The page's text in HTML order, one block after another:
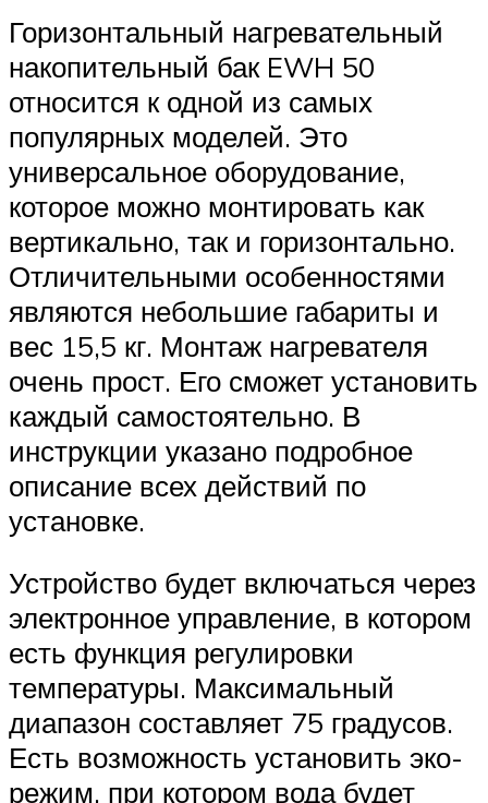
Горизонтальный нагревательный
накопительный бак EWH 50
относится к одной из самых
популярных моделей. Это
универсальное оборудование,
которое можно монтировать как
вертикально, так и горизонтально.
Отличительными особенностями
являются небольшие габариты и
вес 15,5 кг. Монтаж нагревателя
очень прост. Его сможет установить
каждый самостоятельно. В
инструкции указано подробное
описание всех действий по
установке.
Устройство будет включаться через
электронное управление, в котором
есть функция регулировки
температуры. Максимальный
диапазон составляет 75 градусов.
Есть возможность установить эко-
режим, при котором вода будет